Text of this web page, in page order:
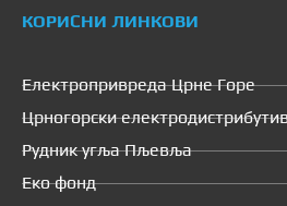
КОРИСНИ ЛИНКОВИ
Електропривреда Црне Горе
Црногорски
Рудник угља Пљевља
Еко фонд